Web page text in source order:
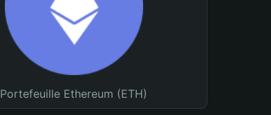
Portefeuille Ethereum (ETH)